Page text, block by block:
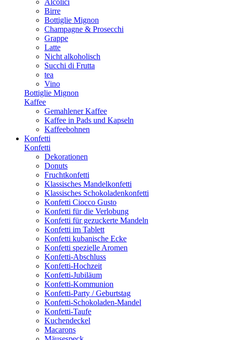
Alcolici
Birre
Bottiglie Mignon
Champagne & Prosecchi
Grappe
Latte
Nicht alkoholisch
Succhi di Frutta
tea
Vino
Bottiglie Mignon
Kaffee
Gemahlener Kaffee
Kaffee in Pads und Kapseln
Kaffeebohnen
Konfetti
Konfetti
Dekorationen
Donuts
Fruchtkonfetti
Klassisches Mandelkonfetti
Klassisches Schokoladenkonfetti
Konfetti Ciocco Gusto
Konfetti für die Verlobung
Konfetti für gezuckerte Mandeln
Konfetti im Tablett
Konfetti kubanische Ecke
Konfetti spezielle Aromen
Konfetti-Abschluss
Konfetti-Hochzeit
Konfetti-Jubiläum
Konfetti-Kommunion
Konfetti-Party / Geburtstag
Konfetti-Schokoladen-Mandel
Konfetti-Taufe
Kuchendeckel
Macarons